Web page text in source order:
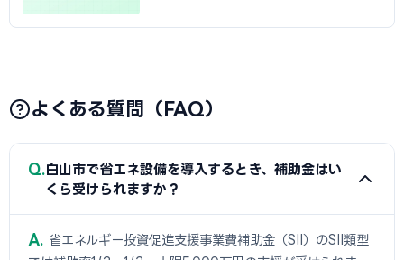
よくある質問（FAQ）
Q 白山市で省エネ設備を導入するとき、補助金はい
くら受けられますか？
A
省エネルギー投資促進支援事業費補助金（SII）のSII類型